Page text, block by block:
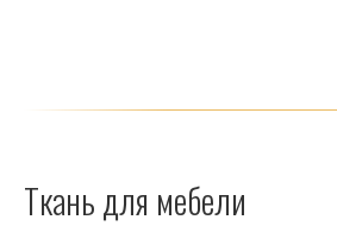
Ткань для мебели